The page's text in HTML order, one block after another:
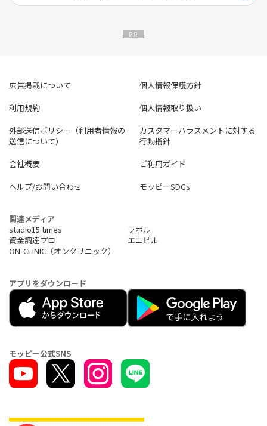
広告掲載について
個人情報保護方針
利用規約
個人情報取り扱い
外部送信ポリシー（利用者情報の
送信について）
カスタマーハラスメントに対する
行動指針
会社概要
ご利用ガイド
ヘルプ/お問い合わせ
モッピーSDGs
関連メディア
studio15 times
ラボル
資金調達プロ
エニピル
ON-CLINIC（オンクリニック）
アプリをダウンロード
モッピー公式SNS